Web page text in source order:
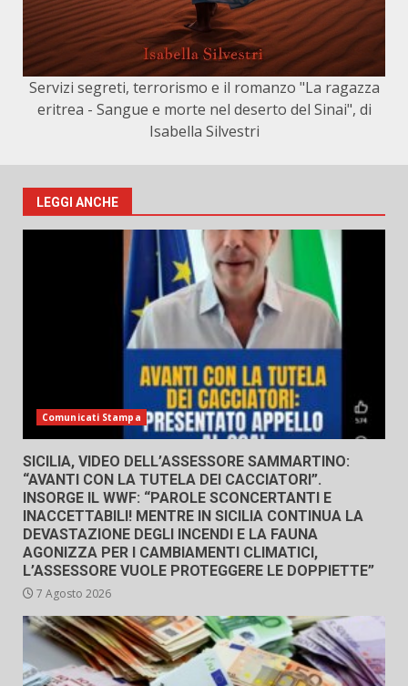
Servizi segreti, terrorismo e il romanzo "La ragazza
eritrea - Sangue e morte nel deserto del Sinai", di
Isabella Silvestri
LEGGI ANCHE
Comunicati Stampa
SICILIA, VIDEO DELL’ASSESSORE SAMMARTINO:
“AVANTI CON LA TUTELA DEI CACCIATORI”.
INSORGE IL WWF: “PAROLE SCONCERTANTI E
INACCETTABILI! MENTRE IN SICILIA CONTINUA LA
DEVASTAZIONE DEGLI INCENDI E LA FAUNA
AGONIZZA PER I CAMBIAMENTI CLIMATICI,
L’ASSESSORE VUOLE PROTEGGERE LE DOPPIETTE”
7 Agosto 2026